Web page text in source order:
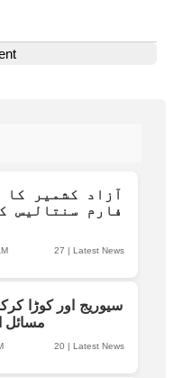
آزاد کشمیر کا
فارم سنتالیس
27 | Latest News
سیوریج اور کوڑا
مسائل
20 | Latest News